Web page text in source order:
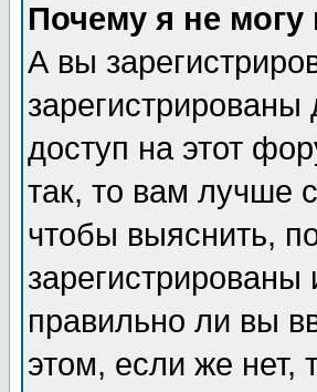
Почему я не могу
А вы
доступ на этот
так, то вам лучше
чтобы выяснить,
правильно ли вы
этом, если же нет,